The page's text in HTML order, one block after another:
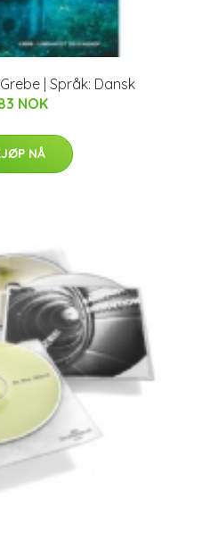
| Språk: Dansk
NOK
NÅ